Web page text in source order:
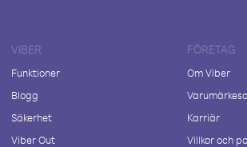
VIBER
Funktioner
Blogg
Säkerhet
Viber Out
FÖRETAG
Om Viber
Karriär
Villkor och